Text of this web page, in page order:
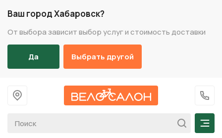
Ваш город Хабаровск?
От выбора зависит выбор услуг и стоимость доставки
Да Выбрать другой
На главную
+7